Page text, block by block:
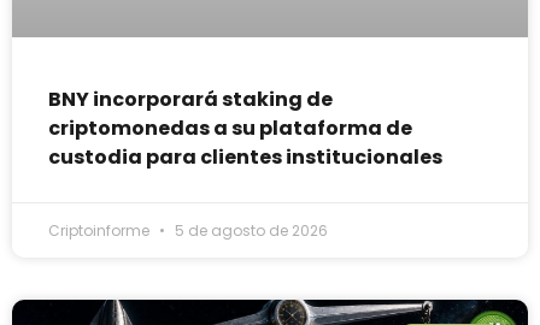
BNY incorporará staking de
criptomonedas a su plataforma de
custodia para clientes institucionales
Criptoinforme 5 de agosto de 2026